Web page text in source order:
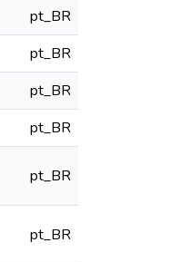
pt_BR
pt_BR
pt_BR
pt_BR
pt_BR
pt_BR